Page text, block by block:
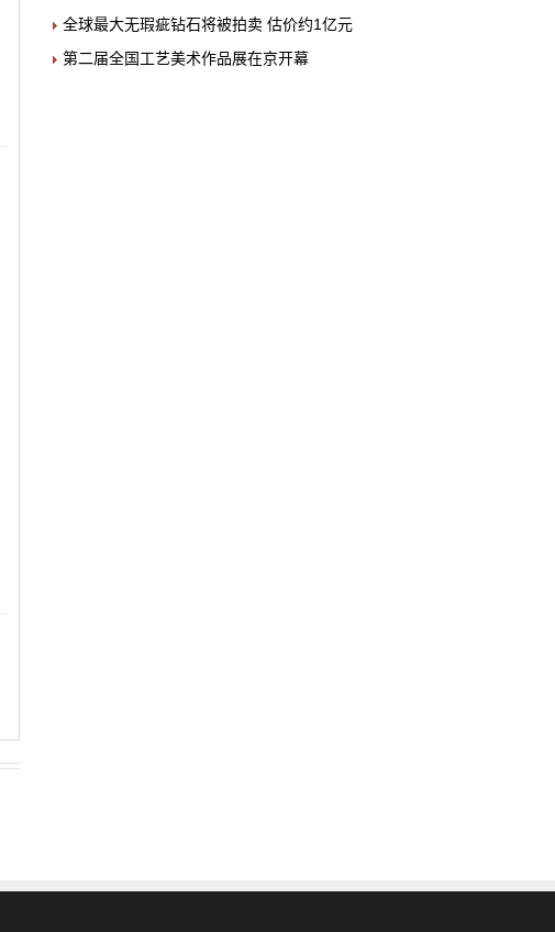
全球最大无瑕疵钻石将被拍卖 估价约1亿元
第二届全国工艺美术作品展在京开幕